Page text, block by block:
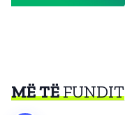
MË TËFUNDIT